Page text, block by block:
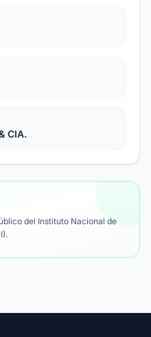
CIA.
del Instituto Nacional de